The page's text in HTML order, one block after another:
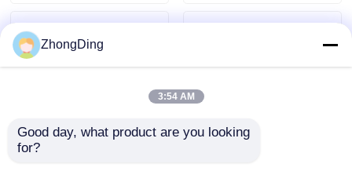
ZhongDing
3:54 AM
Good day, what product are you looking
for?